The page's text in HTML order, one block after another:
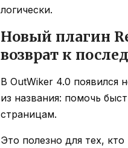
логически.
Новый плагин
возврат к
В OutWiker 4.0 появился
из названия: помочь
страницам.
Это полезно для тех,